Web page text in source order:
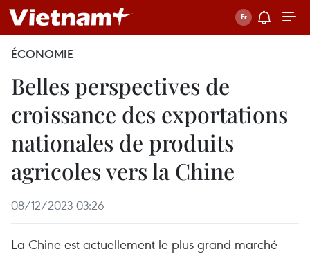
ÉCONOMIE
Belles perspectives de
croissance des exportations
nationales de produits
agricoles vers la Chine
08/12/2023 03:26
La Chine est actuellement le plus grand marché